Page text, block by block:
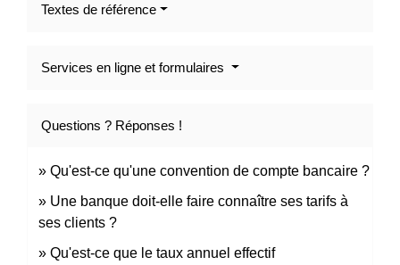
Textes de référence
Services en ligne et formulaires
Questions ? Réponses !
Qu'est-ce qu'une convention de compte bancaire ?
Une banque doit-elle faire connaître ses tarifs à
ses clients ?
Qu'est-ce que le taux annuel effectif